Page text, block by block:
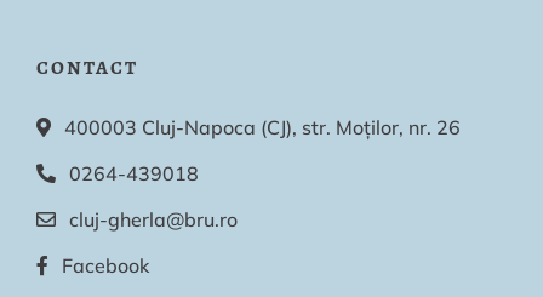
CONTACT
400003 Cluj-Napoca (CJ), str. Moților, nr. 26
0264-439018
cluj-gherla@bru.ro
Facebook